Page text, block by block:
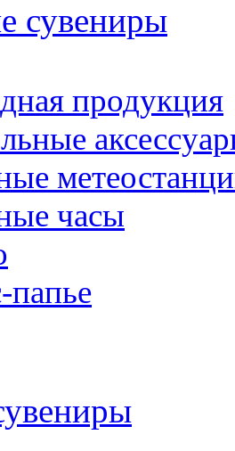
сувениры
продукция
часы
папье